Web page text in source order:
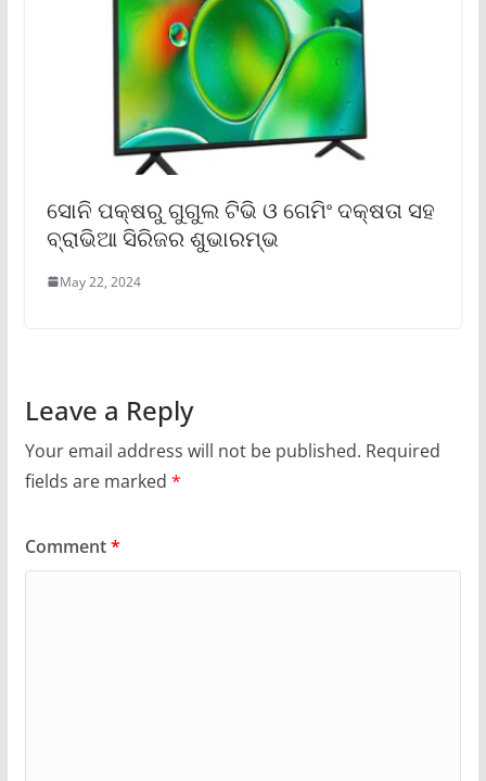
ସୋନି ପକ୍ଷରୁ ଗୁଗୁଲ ଟିଭି ଓ ଗେମିଂ ଦକ୍ଷତା ସହ
ବ୍ରାଭିଆ ସିରିଜର ଶୁଭାରମ୍ଭ
May 22, 2024
Leave a Reply
Your email address will not be published. Required
fields are marked *
Comment*